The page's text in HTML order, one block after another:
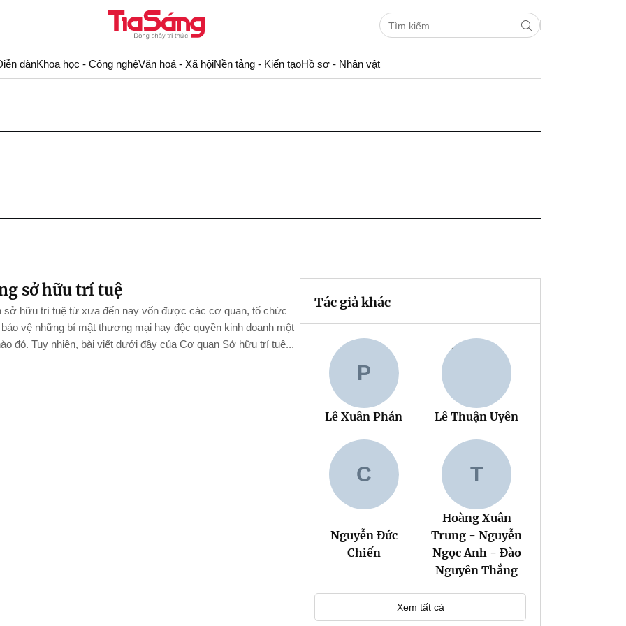
đànKhoa học - Công nghệVăn hoá - Xã hộiNền tảng - Kiến tạoHồ sơ - Nhân vật
sở hữu trí tuệ
sở hữu trí tuệ từ xưa đến nay vốn được các cơ quan, tổ chức
vệ những bí mật thương mại hay độc quyền kinh doanh một
đó. Tuy nhiên, bài viết dưới đây của Cơ quan Sở hữu trí tuệ...
Tác giả khác
P
Lê Xuân Phán Lê Thuận Uyên
C
Nguyễn Đức
Chiến
T
Hoàng Xuân
Trung - Nguyễn
Ngọc Anh - Đào
Nguyên Thắng
Xem tất cả